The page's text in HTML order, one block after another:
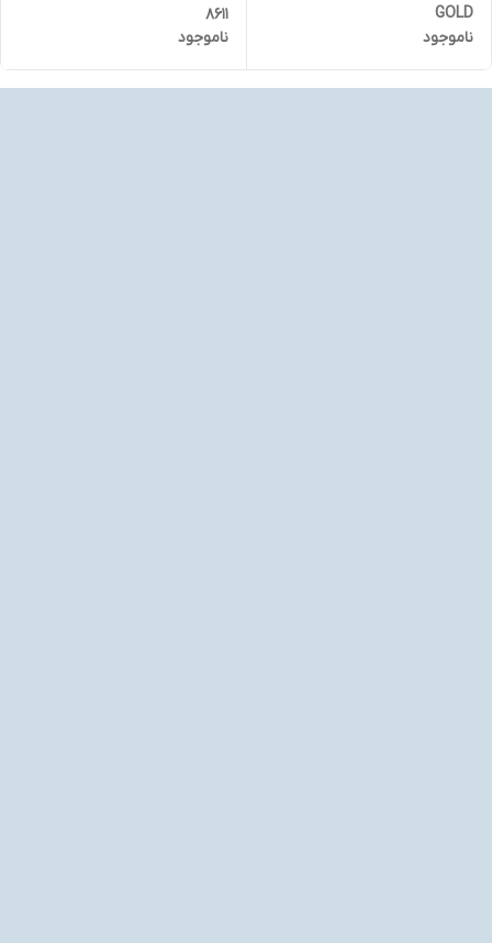
GOLD
ناموجود
8611
ناموجود